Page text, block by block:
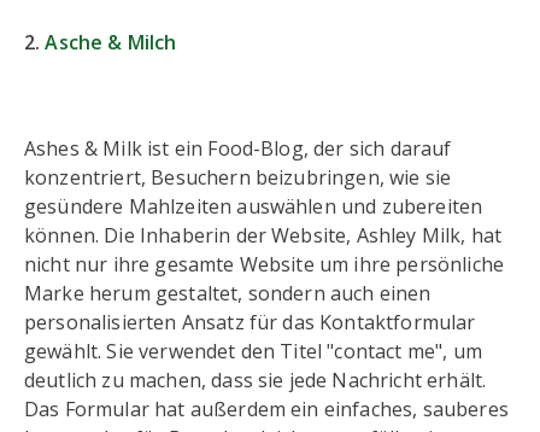
2.Asche & Milch
Ashes & Milk ist ein Food-Blog, der sich darauf
konzentriert, Besuchern beizubringen, wie sie
gesündere Mahlzeiten auswählen und zubereiten
können. Die Inhaberin der Website, Ashley Milk, hat
nicht nur ihre gesamte Website um ihre persönliche
Marke herum gestaltet, sondern auch einen
personalisierten Ansatz für das Kontaktformular
gewählt. Sie verwendet den Titel "contact me", um
deutlich zu machen, dass sie jede Nachricht erhält.
Das Formular hat außerdem ein einfaches, sauberes